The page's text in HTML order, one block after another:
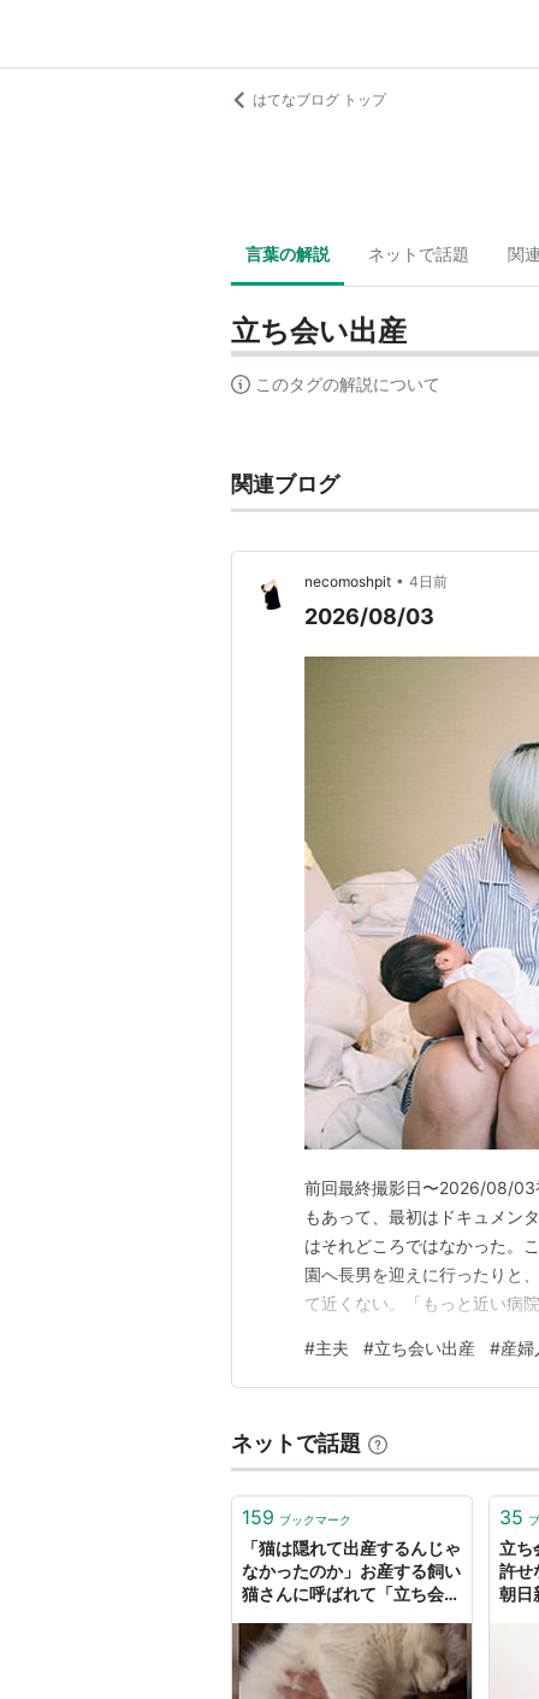
はてなブログ トップ
言葉の解説 ネットで話題 関
立ち会い出産
このタグの解説について
関連ブログ
necomoshpit • 4日前
2026/08/03
前回最終撮影日〜2026/08/03
もあって、最初はドキュメン
はそれどころではなかった。
園へ長男を迎えに行ったりと
て近くない。「もっと近い病
お腹で育て、命がけで産むの
かった。出産にかかった時間
#主夫 #立ち会い出産 #産婦
ネットで話題
159 ブックマーク
「猫は隠れて出産するんじゃ
なかったのか」お産する飼い
猫さんに呼ばれて「立ち会い
い主冥利につきる」
35
立ち
許せ
朝日